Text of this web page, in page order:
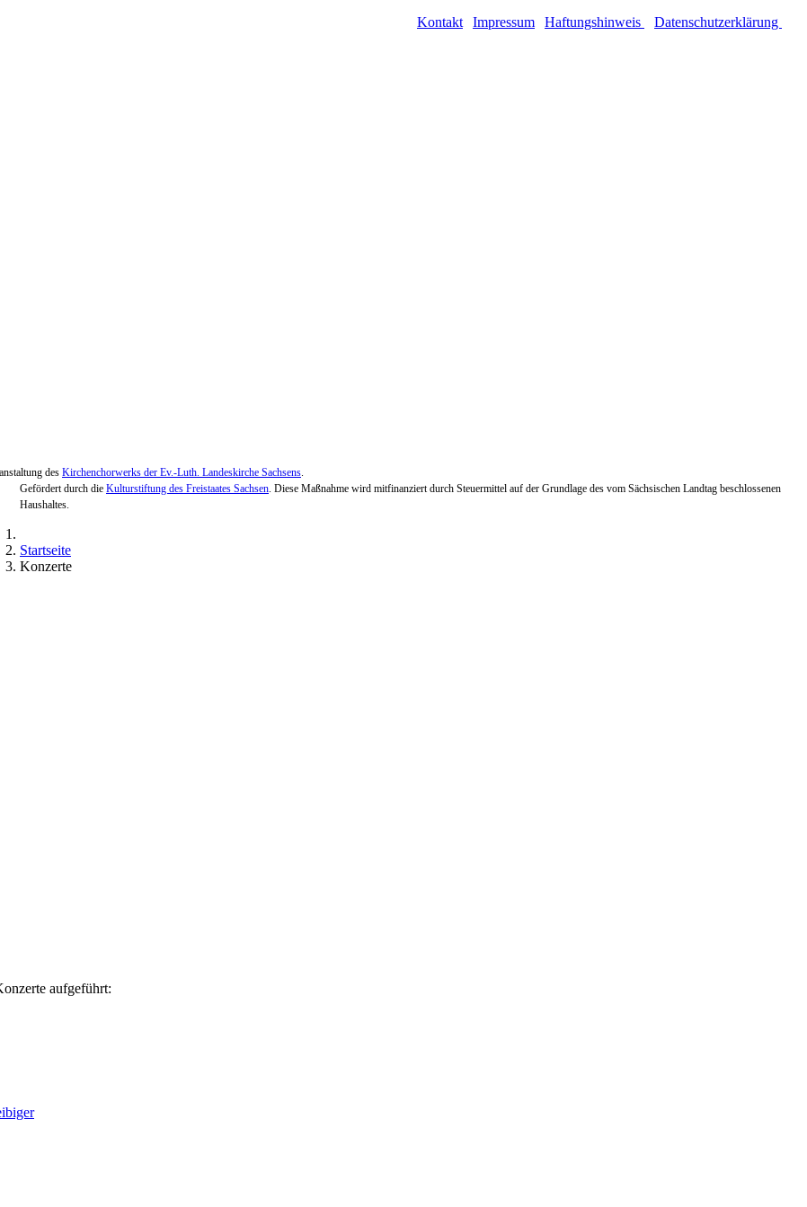
Kontakt Impressum Haftungshinweis
Datenschutzerklärung
des Kirchenchorwerks der Ev.-Luth. Landeskirche Sachsens.
Gefördert durch die Kulturstiftung des Freistaates Sachsen. Diese Maßnahme wird mitfinanziert durch Steuermittel auf der Grundlage des vom Sächsischen Landtag beschlossenen
Haushaltes.
Startseite
Konzerte
aufgeführt: